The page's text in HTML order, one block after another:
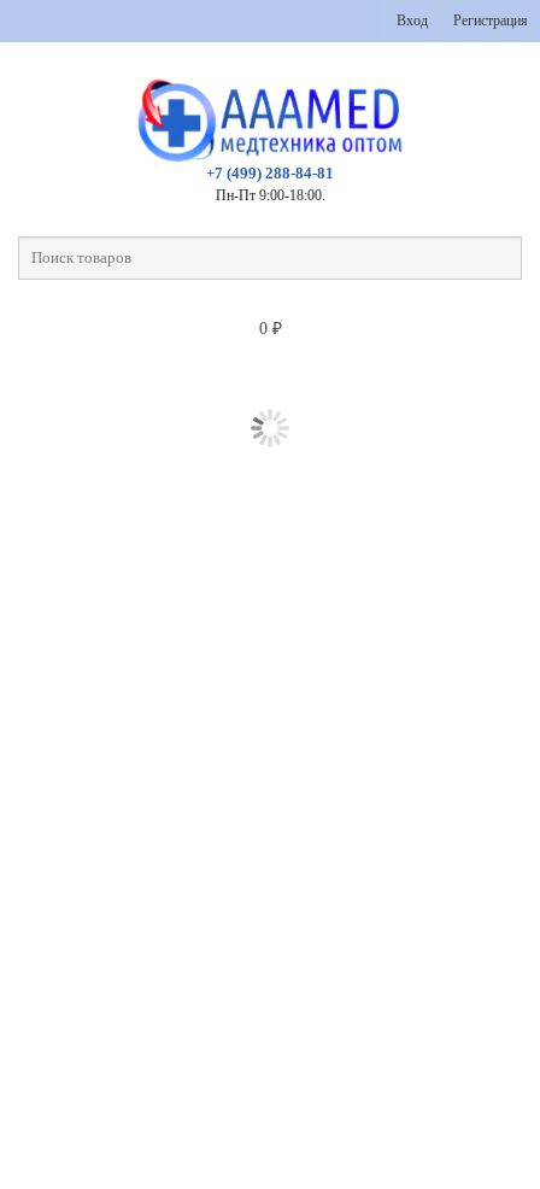
Вход Регистрация
+7 (499) 288-84-81
Пн-Пт 9:00-18:00.
0 ₽